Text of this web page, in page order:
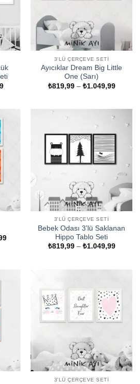
Fiyat
3'LÜ ÇERÇEVE SETI
Ayıcıklar Dream Big Little
One (Sarı)
₺819,99 – ₺1.049,99Fiyat
Fiyat
3'LÜ ÇERÇEVE SETI
Bebek Odası 3’lü Saklanan
Hippo Tablo Seti
₺819,99 – ₺1.049,99Fiyat
3'LÜ ÇERÇEVE SETI